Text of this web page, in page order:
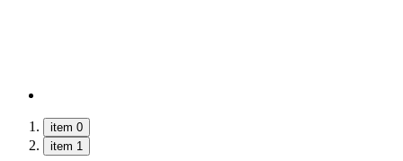
item 0
item 1